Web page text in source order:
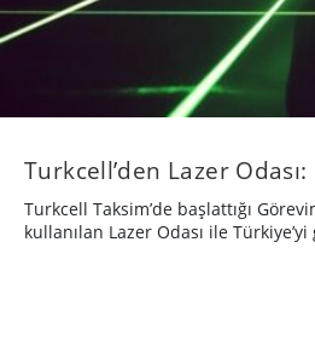
Turkcell’den Lazer
Turkcell Taksim’de başlattığı
kullanılan Lazer Odası ile